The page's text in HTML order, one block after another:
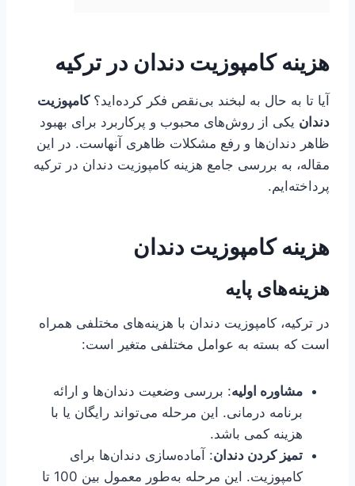
هزینه کامپوزیت دندان در ترکیه
آیا تا به حال به لبخند بی‌نقص فکر کرده‌اید؟کامپوزیت
دندان یکی از روش‌های محبوب و پرکاربرد برای بهبود
ظاهر دندان‌ها و رفع مشکلات ظاهری آنهاست. در این
مقاله، به بررسی جامع هزینه کامپوزیت دندان در ترکیه
پرداخته‌ایم.
هزینه کامپوزیت دندان
هزینه‌های پایه
در ترکیه، کامپوزیت دندان با هزینه‌های مختلفی همراه
است که بسته به عوامل مختلفی متغیر است:
مشاوره اولیه: بررسی وضعیت دندان‌ها و ارائه
برنامه درمانی. این مرحله می‌تواند رایگان یا با
هزینه کمی باشد.
تمیز کردن دندان: آماده‌سازی دندان‌ها برای
کامپوزیت. این مرحله به‌طور معمول بین 100 تا